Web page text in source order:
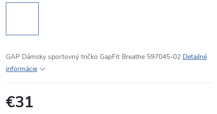
GAP Dámsky sportovný tričko GapFit Breathe 597045-02 Detailné
informácie
€31